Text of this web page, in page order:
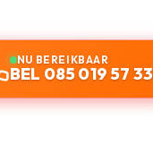
NU BEREIKBAAR
BEL 085 019 57 33